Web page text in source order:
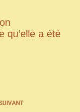
qu’elle a été